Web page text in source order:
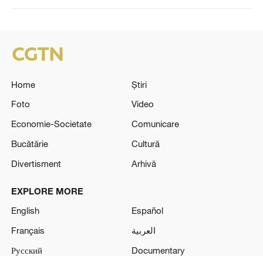
Home
Știri
Foto
Video
Economie-Societate
Comunicare
Bucătărie
Cultură
Divertisment
Arhivă
EXPLORE MORE
English
Español
Français
العربية
Русский
Documentary